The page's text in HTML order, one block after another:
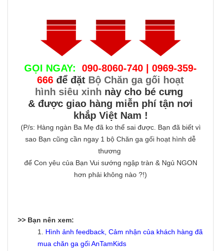
GỌI NGAY:
090-8060-740 | 0969-359-
666 để đặt Bộ Chăn ga gối hoạt
hình siêu xinh này cho bé cưng
& được giao hàng miễn phí tận nơi
khắp Việt Nam !
(P/s: Hàng ngàn Ba Mẹ đã ko thể sai được. Bạn đã biết vì
sao Bạn cũng cần ngay 1 bộ Chăn ga gối hoạt hình dễ
thương
để Con yêu của Bạn Vui sướng ngập tràn & Ngủ NGON
hơn phải không nào ?!)
>> Bạn nên xem:
1. Hình ảnh feedback, Cảm nhận của khách hàng đã
mua chăn ga gối AnTamKids